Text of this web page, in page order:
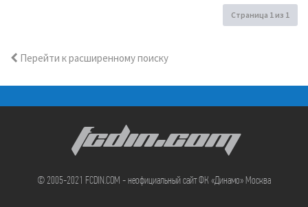
Страница 1из 1
Перейти к расширенному поиску
FCDIN.COM
© 2005-2021 FCDIN.COM - неофициальный сайт ФК «Динамо» Москва